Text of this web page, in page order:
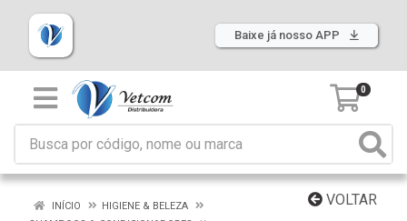
Baixe já nosso APP
0
VOLTAR
INÍCIO
HIGIENE & BELEZA